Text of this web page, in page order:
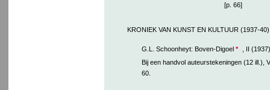
[p. 66]
KRONIEK VAN KUNST EN KULTUUR (1937-40)
G.L. Schoonheyt: Boven-Digoel *
, II
Bij een handvol auteurstekeningen (12 ill.),
60.